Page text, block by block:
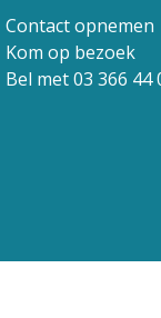
Contact opnemen
Kom op bezoek
Bel met 03 366 44